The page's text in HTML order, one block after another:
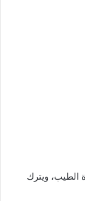
الطيب، ويترك